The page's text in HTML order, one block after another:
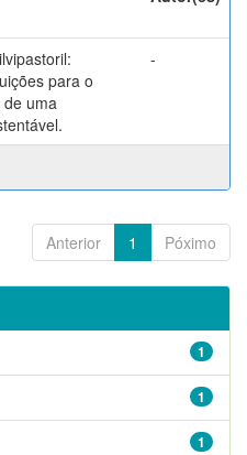
para o
uma
-
Anterior 1 Póximo
1
1
1